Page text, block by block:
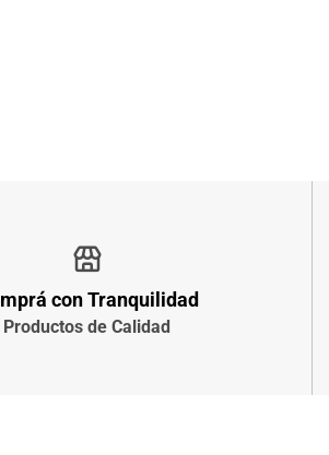
con Tranquilidad
Productos de Calidad